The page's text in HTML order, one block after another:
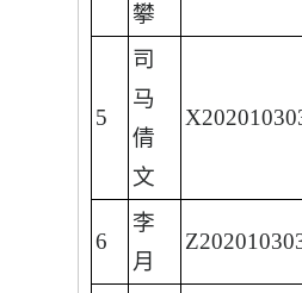
攀
5
司
马
倩
文
6
李
月